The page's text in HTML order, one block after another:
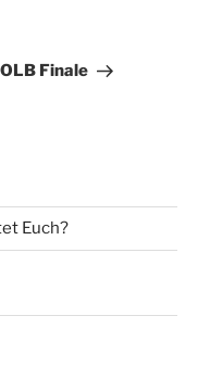
Finale
Euch?